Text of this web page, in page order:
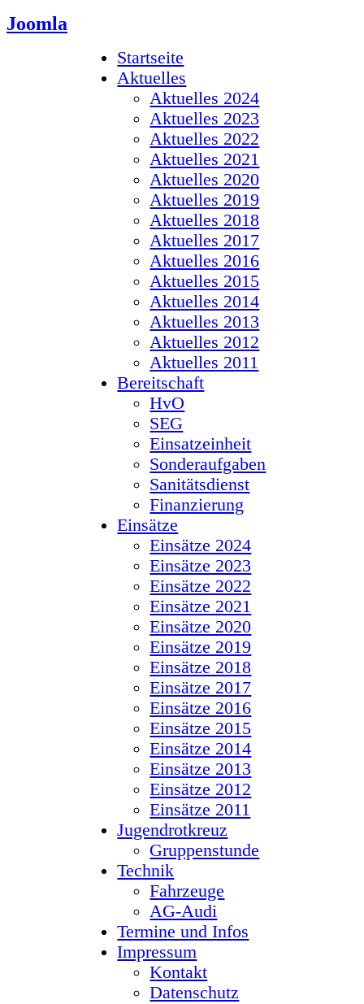
Joomla
Startseite
Aktuelles
Aktuelles 2024
Aktuelles 2023
Aktuelles 2022
Aktuelles 2021
Aktuelles 2020
Aktuelles 2019
Aktuelles 2018
Aktuelles 2017
Aktuelles 2016
Aktuelles 2015
Aktuelles 2014
Aktuelles 2013
Aktuelles 2012
Aktuelles 2011
Bereitschaft
HvO
SEG
Einsatzeinheit
Sonderaufgaben
Sanitätsdienst
Finanzierung
Einsätze
Einsätze 2024
Einsätze 2023
Einsätze 2022
Einsätze 2021
Einsätze 2020
Einsätze 2019
Einsätze 2018
Einsätze 2017
Einsätze 2016
Einsätze 2015
Einsätze 2014
Einsätze 2013
Einsätze 2012
Einsätze 2011
Jugendrotkreuz
Gruppenstunde
Technik
Fahrzeuge
AG-Audi
Termine und Infos
Impressum
Kontakt
Datenschutz